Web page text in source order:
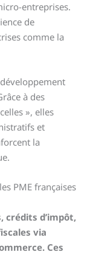
entreprises.
de
comme la
à des
», elles
et
la
PME françaises
crédits d’impôt,
via
Ces